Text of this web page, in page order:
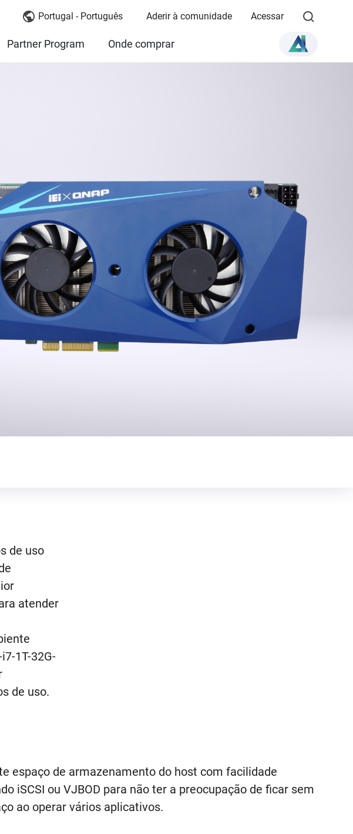
Portugal - Português Aderir à comunidade Acessar
Partner Program Onde comprar
de uso
atender
1T-32G-
de uso.
espaço de armazenamento do host com facilidade
iSCSI ou VJBOD para não ter a preocupação de ficar sem
ao operar vários aplicativos.